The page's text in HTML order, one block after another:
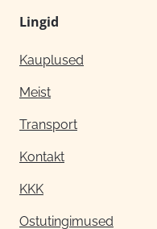
Lingid
Kauplused
Meist
Transport
Kontakt
KKK
Ostutingimused